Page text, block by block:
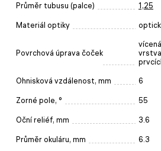
Průměr tubusu (palce) 1,25
Materiál optiky
Povrchová úprava čoček
Ohnisková vzdálenost, mm 6
Zorné pole, ° 55
Oční reliéf, mm 3.6
Průměr okuláru, mm 6.3